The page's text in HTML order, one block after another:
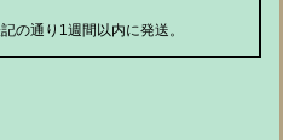
の通り1週間以内に発送。